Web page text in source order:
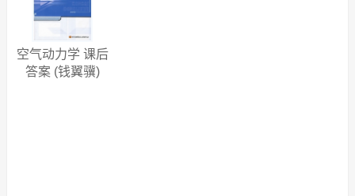
学、哈尔滨工程大学、西南科技大学、西北工业大学、浙江大学 等。
空气动力学 课后
答案 (钱翼骥)